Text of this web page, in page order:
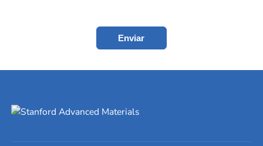
Enviar